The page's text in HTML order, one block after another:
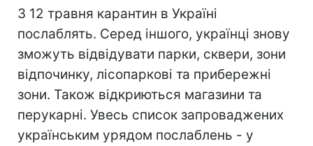
З 12 травня карантин в Україні
послаблять. Серед іншого, українці знову
зможуть відвідувати парки, сквери, зони
відпочинку, лісопаркові та прибережні
зони. Також відкриються магазини та
перукарні. Увесь список запроваджених
українським урядом послаблень - у